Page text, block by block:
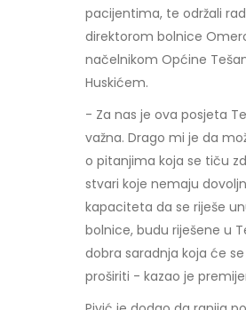
pacijentima, te održali
direktorom bolnice
načelnikom Općine
Huskićem.
- Za nas je ova posjeta
važna. Drago mi je da
o pitanjima koja se tiču
stvari koje nemaju
kapaciteta da se riješe
bolnice, budu riješene u
dobra saradnja koja će
proširiti - kazao je